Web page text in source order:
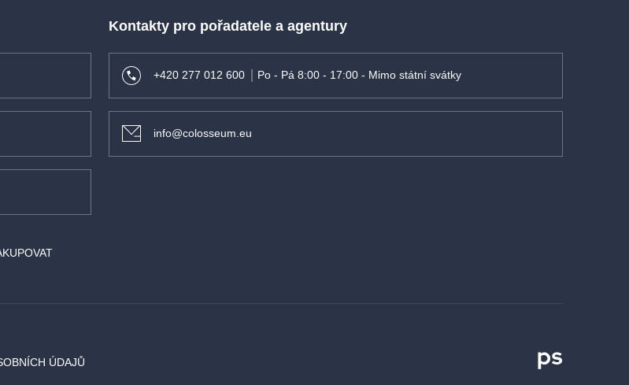
Kontakty pro pořadatele a agentury
+420 277 012 600 Po - Pá 8:00 - 17:00 - Mimo státní svátky
info@colosseum.eu
ÚDAJŮ